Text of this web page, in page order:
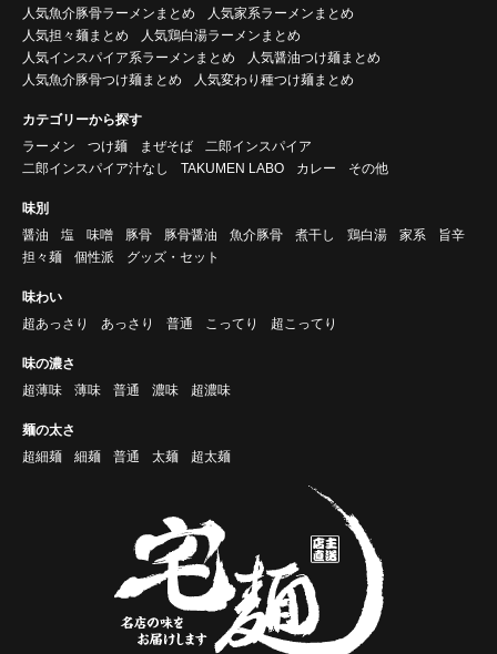
人気魚介豚骨ラーメンまとめ
人気家系ラーメンまとめ
人気担々麺まとめ
人気鶏白湯ラーメンまとめ
人気インスパイア系ラーメンまとめ
人気醤油つけ麺まとめ
人気魚介豚骨つけ麺まとめ
人気変わり種つけ麺まとめ
カテゴリーから探す
ラーメン
つけ麺 まぜそば
二郎インスパイア
二郎インスパイア汁なし
TAKUMEN LABO カレー その他
味別
醤油
塩 味噌 豚骨 豚骨醤油 魚介豚骨 煮干し 鶏白湯 家系
旨辛
担々麺
個性派 グッズ・セット
味わい
超あっさり
あっさり 普通 こってり 超こってり
味の濃さ
超薄味
薄味 普通 濃味 超濃味
麺の太さ
超細麺
細麺 普通 太麺 超太麺